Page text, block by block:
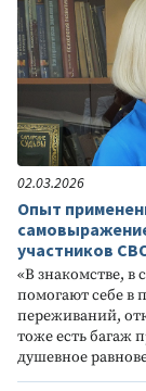
02.03.2026
Опыт
участников
«В знакомстве, в
помогают себе
переживаний,
тоже есть багаж
душевное